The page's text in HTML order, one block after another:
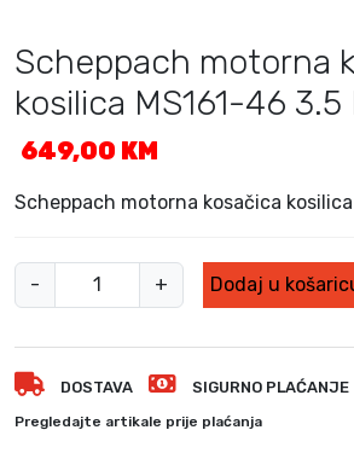
Scheppach motorna
kosilica MS161-46 3.5
649,00 KM
Scheppach motorna kosačica kosilica
-
c
p
p
+ Dodaj u
DOSTAVA SIGURNO PLAĆANJE
Pregledajte artikale prije plaćanja